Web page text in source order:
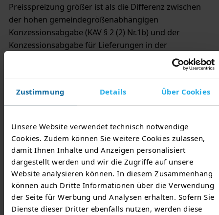
Zustimmung Details Über Cookies
Unsere Website verwendet technisch notwendige
Cookies. Zudem können Sie weitere Cookies zulassen,
damit Ihnen Inhalte und Anzeigen personalisiert
dargestellt werden und wir die Zugriffe auf unsere
Website analysieren können. In diesem Zusammenhang
können auch Dritte Informationen über die Verwendung
der Seite für Werbung und Analysen erhalten. Sofern Sie
Dienste dieser Dritter ebenfalls nutzen, werden diese
Preisspreizung größer ist als die Differenz zwischen
der hohen gemeindegrößenabhängigen
Konzessionsabgabe (KAV § 2 (2) Nr.1b) und der
Konzessionsabgabe für Lieferungen in der
Dieser Nachweis ist auf Verlangen und nach Wahl des
Netzbetreibers vor Belieferung in geeigneter Form (z.
B. Kundenverträge oder Wirtschaftsprüfertestat) zu
konformen Meldung ist, dass an der betreffenden
Entnahmestelle der Schwachlast-Verbrauch gemäß
den veröffentlichten Schwachlastzeiten des
Netzbetreibers gesondert gemessen wird. Eine
rechnerische Ermittlung der Schwachlastmenge
sowie eine rückwirkende Verrechnung sind
ausgeschlossen.